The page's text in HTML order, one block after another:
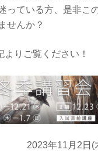
っている方、是非こ
せんか？
よりご覧ください！
2023年11月2日(